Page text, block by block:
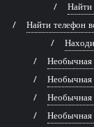
Найти
Найти телефон
Необычная
Необычная
Необычная
Необычная